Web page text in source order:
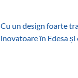
Cu un design foarte
inovatoare în Edesa